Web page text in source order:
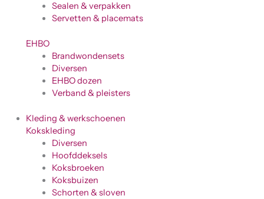
Sealen & verpakken
Servetten & placemats
EHBO
Brandwondensets
Diversen
EHBO dozen
Verband & pleisters
Kleding & werkschoenen
Kokskleding
Diversen
Hoofddeksels
Koksbroeken
Koksbuizen
Schorten & sloven